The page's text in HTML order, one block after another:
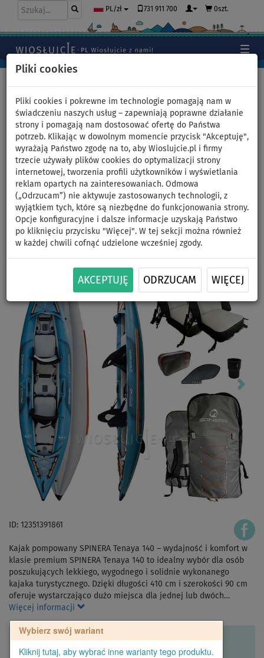
Pliki cookies
Pliki cookies i pokrewne im technologie pomagają nam w
świadczeniu naszych usług – zapewniają poprawne działanie
strony i pomagają nam dostosować ofertę do Państwa
potrzeb. Klikając w dowolnym momencie przycisk "Akceptuję",
wyrażają Państwo zgodę na to, aby Wioslujcie.pl i firmy
trzecie używały plików cookies do optymalizacji strony
internetowej, tworzenia profili użytkowników i wyświetlania
reklam opartych na zainteresowaniach. Odmowa
(„Odrzucam”) nie aktywuje zastosowanych technologii, z
wyjątkiem tych, które są niezbędne do funkcjonowania strony.
Opcje konfiguracyjne i dalsze informacje uzyskają Państwo
po kliknięciu przycisku "Więcej". W tej sekcji można również
w każdej chwili cofnąć udzielone wcześniej zgody.
AKCEPTUJĘ ODRZUCAM WIĘCEJ
PL/zł 731 911 700 0szt.
Pompowany kajak SPINERA
TENAYA 140 - dwuosobowy -
wariant: zestaw podstawowy
DO
-22 %
NASZ
WYBÓR
DARMOWA
DOSTAWA
ID: 12351391861
Kajak pompowany SPINERA Tenaya 140 – wydajność i komfort w
klasie premium SPINERA Tenaya 140 to idealny wybór dla osób
poszukujących lekkiego, wygodnego i solidnie wykonanego
kajaka turystycznego. Dzięki długości 410 cm i szerokości 90 cm
oferuje wystarczająco dużo miejsca dla jednej lub dwóch…
Więcej informacji
Wybierz swój wariant
Kliknij tutaj, aby wybrać inne warianty tego produktu.